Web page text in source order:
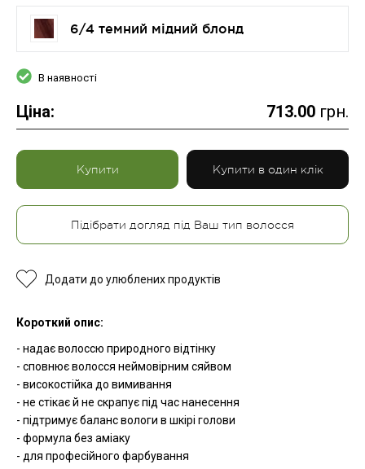
6/4 темний мідний блонд
В наявності
Ціна: 713.00 грн.
Купити Купити в один клік
Підібрати догляд під Ваш тип волосся
Додати до улюблених продуктів
Короткий опис:
- надає волоссю природного відтінку
- сповнює волосся неймовірним сяйвом
- високостійка до вимивання
- не стікає й не скрапує під час нанесення
- підтримує баланс вологи в шкірі голови
- формула без аміаку
- для професійного фарбування